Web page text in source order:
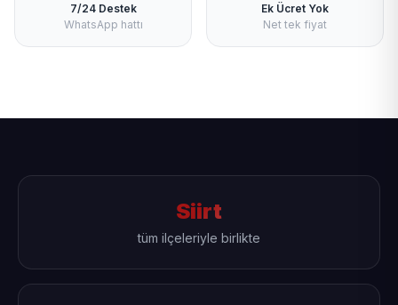
7/24 Destek
WhatsApp hattı
Ek Ücret Yok
Net tek fiyat
Siirt
tüm ilçeleriyle birlikte